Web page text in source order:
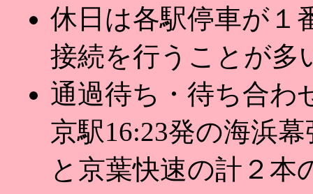
休日は各駅停車が１
接続を行うことが多
通過待ち・待ち合わ
京駅16:23発の海浜
と京葉快速の計２本